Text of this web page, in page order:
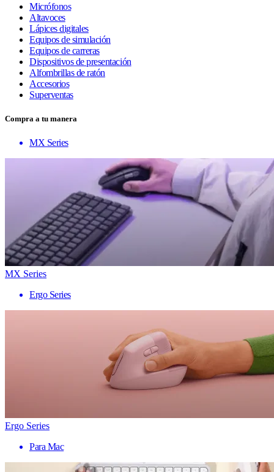
Micrófonos
Altavoces
Lápices digitales
Equipos de simulación
Equipos de carreras
Dispositivos de presentación
Alfombrillas de ratón
Accesorios
Superventas
Compra a tu manera
MX Series
MX Series
Ergo Series
Ergo Series
Para Mac